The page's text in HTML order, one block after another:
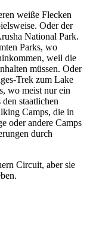
weiße Flecken
Oder der
National Park.
Parks, wo
weil die
müssen. Oder
Trek zum Lake
wo meist nur ein
staatlichen
Camps, die in
oder andere Camps
durch
Circuit, aber sie